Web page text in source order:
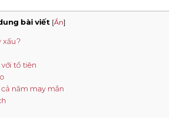
bài viết [Ẩn]
xấu?
tổ tiên
năm may mắn